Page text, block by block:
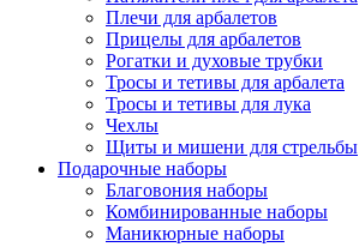
Плечи для арбалетов
Прицелы для арбалетов
Рогатки и духовые трубки
Тросы и тетивы для арбалета
Тросы и тетивы для лука
Чехлы
Щиты и мишени для стрельбы
Подарочные наборы
Благовония наборы
Комбинированные наборы
Маникюрные наборы